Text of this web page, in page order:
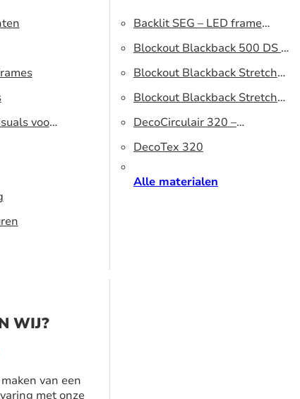
voor
Backlit SEG – LED frame
peesdoek
Blockout Blackback 500 DS –
Lichtblokkerend peesdoek
Blockout Blackback Stretch
320 DS – Lichtblokkerend
peesdoek
Blockout Blackback Stretch
500 DS – Lichtblokkerend
peesdoek
DecoCirculair 320 –
Gerecycled polyester
DecoTex 320
Alle materialen
WIJ?
van een
met onze